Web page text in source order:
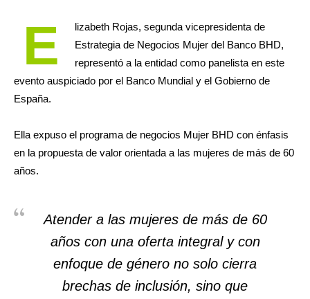
E
lizabeth Rojas, segunda vicepresidenta de
Estrategia de Negocios Mujer del Banco BHD,
representó a la entidad como panelista en este
evento auspiciado por el Banco Mundial y el Gobierno de
España.
Ella expuso el programa de negocios Mujer BHD con énfasis
en la propuesta de valor orientada a las mujeres de más de 60
años.
Atender a las mujeres de más de 60
años con una oferta integral y con
enfoque de género no solo cierra
brechas de inclusión, sino que